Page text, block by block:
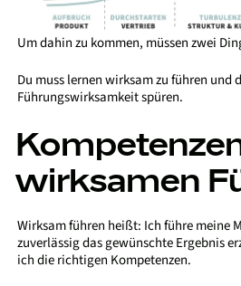
Um dahin zu kommen, müssen zwei
Du muss lernen wirksam zu führen und
Führungswirksamkeit spüren.
wirksamen
Wirksam führen heißt: Ich führe meine
zuverlässig das gewünschte Ergebnis
ich die richtigen Kompetenzen.